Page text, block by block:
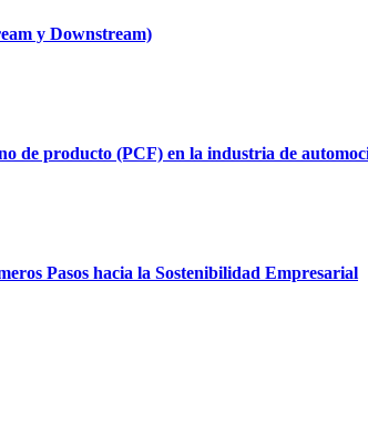
y Downstream)
de producto (PCF) en la industria de
Pasos hacia la Sostenibilidad Empresarial